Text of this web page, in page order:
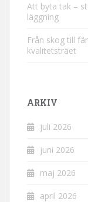
Att byta tak –
läggning
Från skog till
kvalitetsträet
ARKIV
juli 2026
juni 2026
maj 2026
april 2026